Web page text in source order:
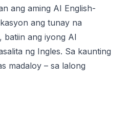
ang aming AI English-
ang tunay na
batiin ang iyong AI
ng Ingles. Sa kaunting
madaloy – sa lalong